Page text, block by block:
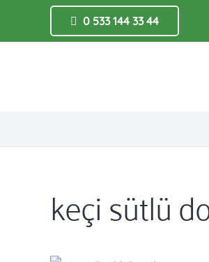
0 533 144 33 44
keçi sütlü